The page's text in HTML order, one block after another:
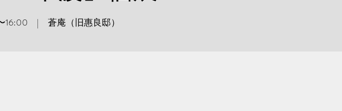
16:00 | 蒼庵（旧惠良邸）